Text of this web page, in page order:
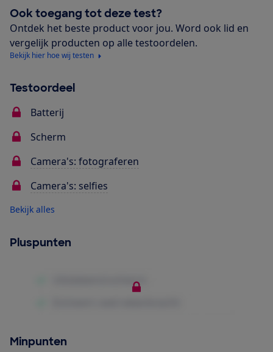
Ook toegang tot deze test?
Ontdek het beste product voor jou. Word ook lid en
vergelijk producten op alle testoordelen.
Bekijk hier hoe wij testen
Testoordeel
Batterij
Scherm
Camera's: fotograferen
Camera's: selfies
Bekijk alles
Pluspunten
Minpunten